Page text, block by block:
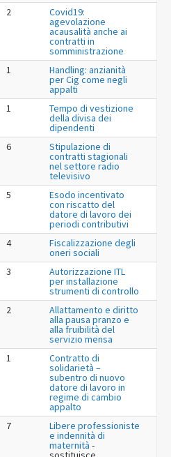
2 Covid19:
agevolazione
acausalità anche ai
contratti in
somministrazione
1 Handling: anzianità
per Cig come negli
appalti
1 Tempo di vestizione
della divisa dei
dipendenti
6 Stipulazione di
contratti stagionali
nel settore radio
televisivo
5 Esodo incentivato
con riscatto del
datore di lavoro dei
periodi contributivi
4 Fiscalizzazione degli
oneri sociali
3 Autorizzazione ITL
per installazione
strumenti di controllo
2 Allattamento e diritto
alla pausa pranzo e
alla fruibilità del
servizio mensa
1 Contratto di
solidarietà –
subentro di nuovo
datore di lavoro in
regime di cambio
appalto
7 Libere professioniste
e indennità di
maternità -